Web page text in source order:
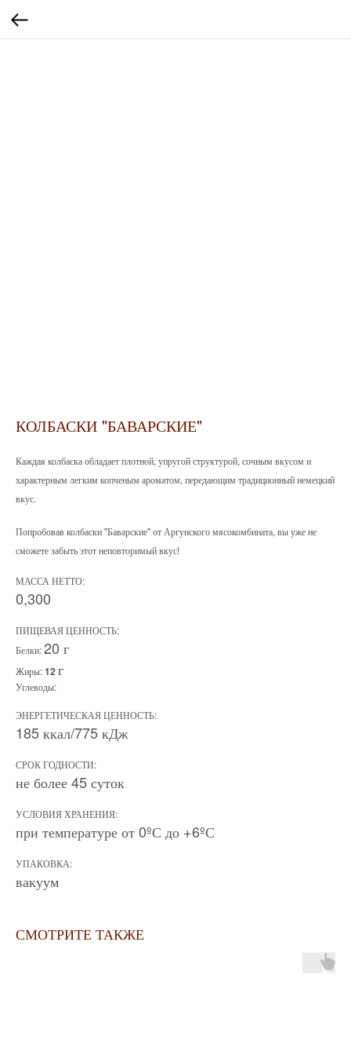
КОЛБАСКИ "БАВАРСКИЕ"
Каждая колбаска обладает плотной, упругой структурой, сочным вкусом и
характерным легким копченым ароматом, передающим традиционный немецкий
вкус.
Попробовав колбаски "Баварские" от Аргунского мясокомбината, вы уже не
сможете забыть этот неповторимый вкус!
МАССА НЕТТО:
0,300
ПИЩЕВАЯ ЦЕННОСТЬ:
Белки:20 г
Жиры:12г
Углеводы:
ЭНЕРГЕТИЧЕСКАЯ ЦЕННОСТЬ:
185 ккал/775 кДж
СРОК ГОДНОСТИ:
не более 45 суток
УСЛОВИЯ ХРАНЕНИЯ:
при температуре от 0ºС до +6ºС
УПАКОВКА:
вакуум
СМОТРИТЕ ТАКЖЕ